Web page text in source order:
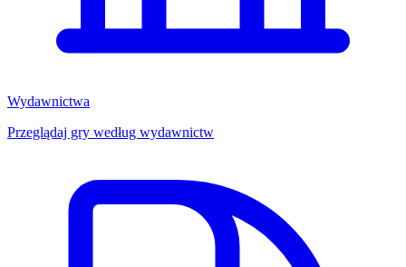
Wydawnictwa
Przeglądaj gry według wydawnictw